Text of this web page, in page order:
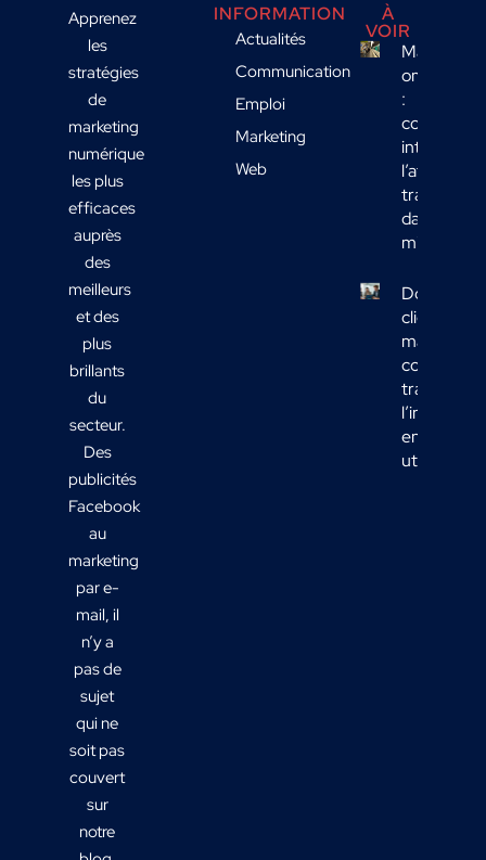
Apprenez
les
stratégies
de
marketing
numérique
les plus
efficaces
auprès
des
meilleurs
et des
plus
brillants
du
secteur.
Des
publicités
Facebook
au
marketing
par e-
mail, il
n’y a
pas de
sujet
qui ne
soit pas
couvert
sur
notre
INFORMATION
Actualités
Communication
Emploi
Marketing
Web
À
VOIR
Marketing
omnicanal
:
comment
intégrer
l’affichage
transport
dans votre
mix média
Données
clients
marketing :
comment
en actions
utiles ?